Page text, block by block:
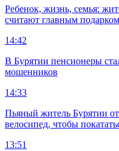
Ребенок, жизнь, семья:
считают главным
14:42
В Бурятии пенсионеры
мошенников
14:33
Пьяный житель Бурятии
велосипед, чтобы
13:51